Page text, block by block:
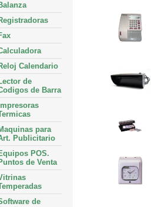
Calendario
de
de Barra
Impresoras
para
Publicitario
POS.
de Venta
de